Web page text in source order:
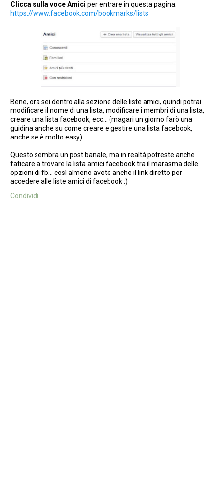
Clicca sulla voce Amici per entrare in questa pagina:
https://www.facebook.com/bookmarks/lists
Bene, ora sei dentro alla sezione delle liste amici, quindi potrai
modificare il nome di una lista, modificare i membri di una lista,
creare una lista facebook, ecc... (magari un giorno farò una
guidina anche su come creare e gestire una lista facebook,
anche se è molto easy).
Questo sembra un post banale, ma in realtà potreste anche
faticare a trovare la lista amici facebook tra il marasma delle
opzioni di fb... così almeno avete anche il link diretto per
accedere alle liste amici di facebook :)
Condividi